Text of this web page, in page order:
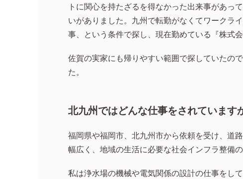
トに関心を持たざるを得なかった出来事があっ
いがありました。九州で転勤がなくてワークラ
事、という条件で探し、現在勤めている『株式
佐賀の実家にも帰りやすい範囲で探していたの
た。
北九州ではどんな仕事をされています
福岡県や福岡市、北九州市から依頼を受け、道
幅広く、地域の生活に必要な社会インフラ整備
私は浄水場の機械や電気関係の設計の仕事をして